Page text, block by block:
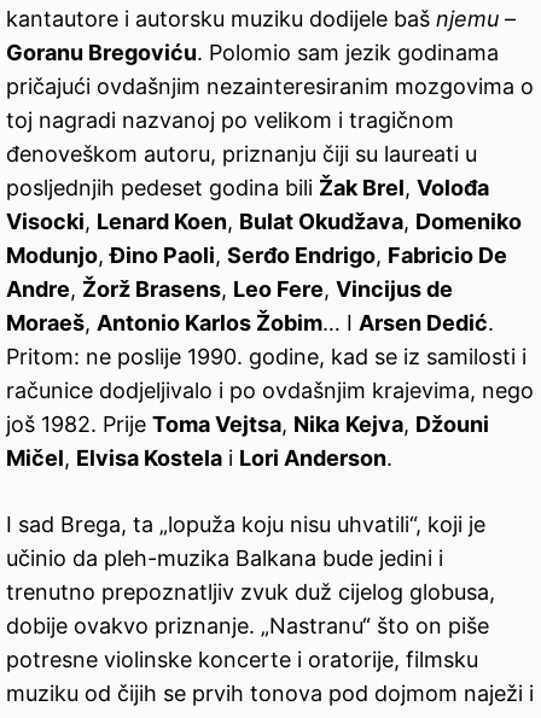
kantautore i autorsku muziku dodijele baš njemu –
Goranu Bregoviću. Polomio sam jezik godinama
pričajući ovdašnjim nezainteresiranim mozgovima o
toj nagradi nazvanoj po velikom i tragičnom
đenoveškom autoru, priznanju čiji su laureati u
posljednjih pedeset godina bili Žak Brel, Volođa
Visocki, Lenard Koen, Bulat Okudžava, Domeniko
Modunjo,Đino Paoli, Serđo Endrigo, Fabricio De
Andre, Žorž Brasens, Leo Fere, Vincijus de
Moraeš, Antonio Karlos Žobim… I Arsen Dedić.
Pritom: ne poslije 1990. godine, kad se iz samilosti i
računice dodjeljivalo i po ovdašnjim krajevima, nego
još 1982. Prije Toma Vejtsa, Nika Kejva, Džouni
Mičel, Elvisa Kostela i Lori Anderson.
I sad Brega, ta „lopuža koju nisu uhvatili“, koji je
učinio da pleh-muzika Balkana bude jedini i
trenutno prepoznatljiv zvuk duž cijelog globusa,
dobije ovakvo priznanje. „Nastranu“ što on piše
potresne violinske koncerte i oratorije, filmsku
muziku od čijih se prvih tonova pod dojmom naježi i